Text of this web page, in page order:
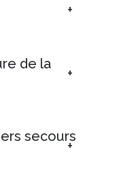
de la
secours